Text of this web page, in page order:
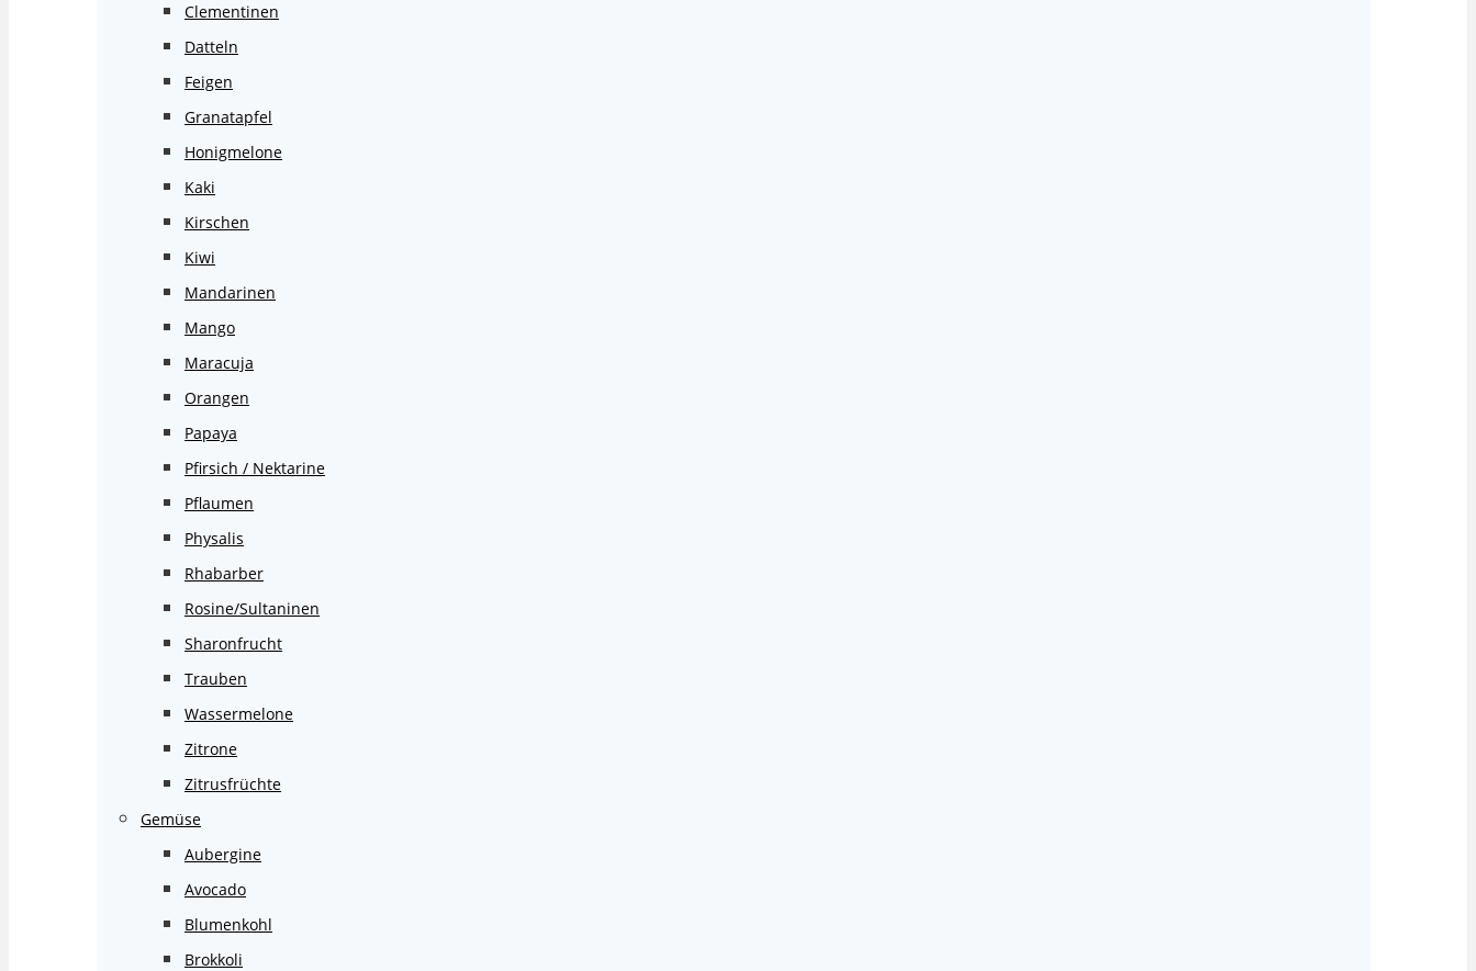
Clementinen
Datteln
Feigen
Granatapfel
Honigmelone
Kaki
Kirschen
Kiwi
Mandarinen
Mango
Maracuja
Orangen
Papaya
Pfirsich / Nektarine
Pflaumen
Physalis
Rhabarber
Rosine/Sultaninen
Sharonfrucht
Trauben
Wassermelone
Zitrone
Zitrusfrüchte
Gemüse
Aubergine
Avocado
Blumenkohl
Brokkoli